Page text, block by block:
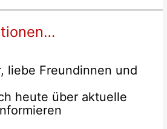
liebe Freundinnen und
heute über aktuelle